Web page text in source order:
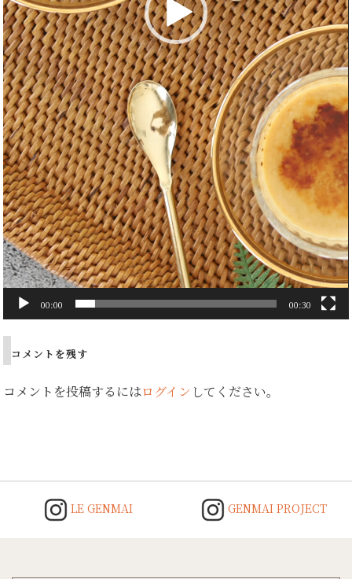
00:00 00:30
コメントを残す
コメントを投稿するにはログイン してください。
LE GENMAI GENMAI PROJECT